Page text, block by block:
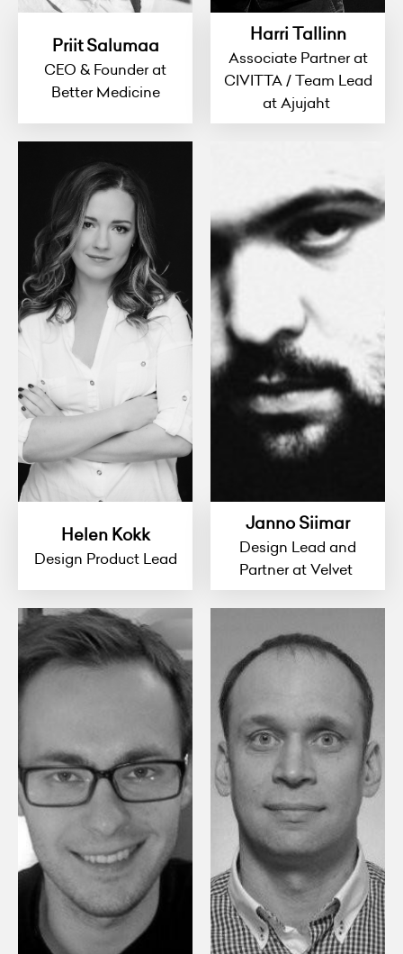
Priit Salumaa
CEO & Founder at
Better Medicine
Harri Tallinn
Associate Partner at
CIVITTA / Team Lead
at Ajujaht
Helen Kokk
Design Product Lead
Janno Siimar
Design Lead and
Partner at Velvet